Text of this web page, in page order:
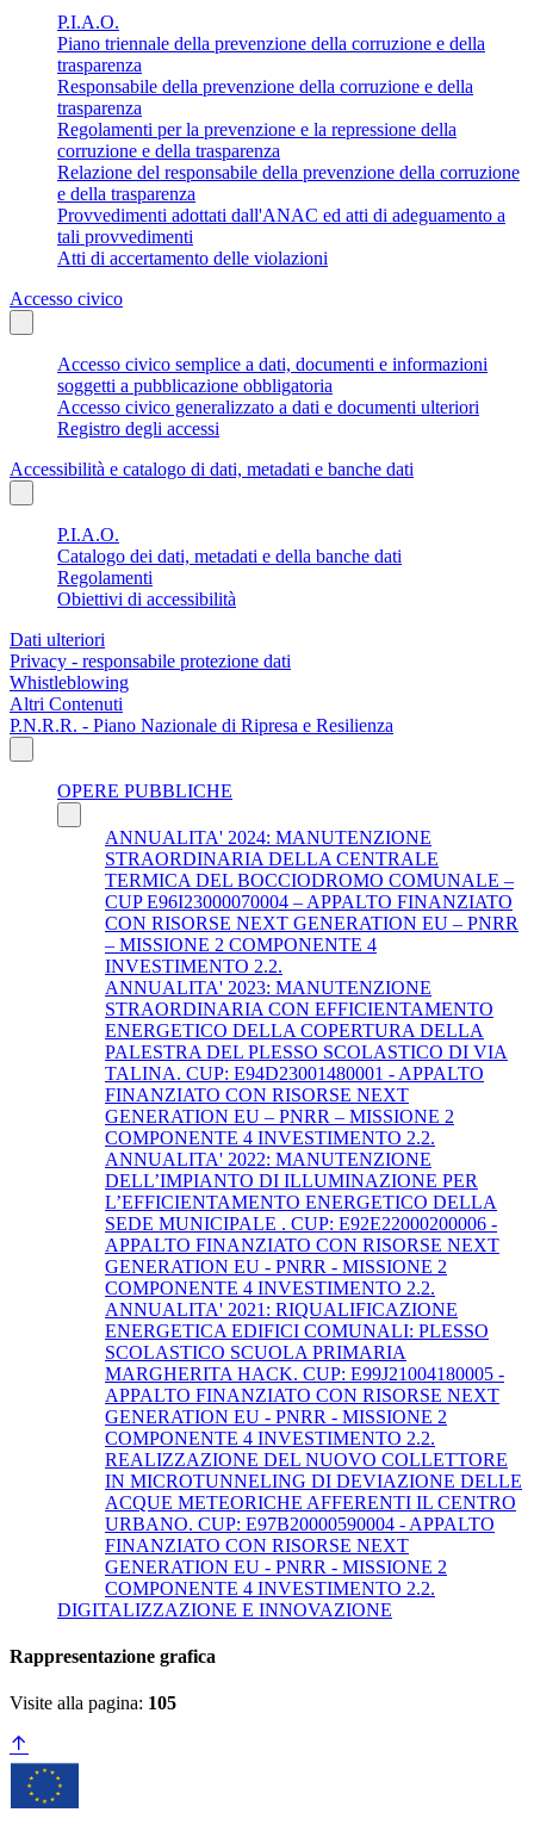
P.I.A.O.
Piano triennale della prevenzione della corruzione e della
trasparenza
Responsabile della prevenzione della corruzione e della
trasparenza
Regolamenti per la prevenzione e la repressione della
corruzione e della trasparenza
Relazione del responsabile della prevenzione della corruzione
e della trasparenza
Provvedimenti adottati dall'ANAC ed atti di adeguamento a
tali provvedimenti
Atti di accertamento delle violazioni
Accesso civico
Accesso civico semplice a dati, documenti e informazioni
soggetti a pubblicazione obbligatoria
Accesso civico generalizzato a dati e documenti ulteriori
Registro degli accessi
Accessibilità e catalogo di dati, metadati e banche dati
P.I.A.O.
Catalogo dei dati, metadati e della banche dati
Regolamenti
Obiettivi di accessibilità
Dati ulteriori
Privacy - responsabile protezione dati
Whistleblowing
Altri Contenuti
P.N.R.R. - Piano Nazionale di Ripresa e Resilienza
OPERE PUBBLICHE
ANNUALITA' 2024: MANUTENZIONE
STRAORDINARIA DELLA CENTRALE
TERMICA DEL BOCCIODROMO COMUNALE –
CUP E96I23000070004 – APPALTO FINANZIATO
CON RISORSE NEXT GENERATION EU – PNRR
– MISSIONE 2 COMPONENTE 4
INVESTIMENTO 2.2.
ANNUALITA' 2023: MANUTENZIONE
STRAORDINARIA CON EFFICIENTAMENTO
ENERGETICO DELLA COPERTURA DELLA
PALESTRA DEL PLESSO SCOLASTICO DI VIA
TALINA. CUP: E94D23001480001 - APPALTO
FINANZIATO CON RISORSE NEXT
GENERATION EU – PNRR – MISSIONE 2
COMPONENTE 4 INVESTIMENTO 2.2.
ANNUALITA' 2022: MANUTENZIONE
DELL’IMPIANTO DI ILLUMINAZIONE PER
L’EFFICIENTAMENTO ENERGETICO DELLA
SEDE MUNICIPALE . CUP: E92E22000200006 -
APPALTO FINANZIATO CON RISORSE NEXT
GENERATION EU - PNRR - MISSIONE 2
COMPONENTE 4 INVESTIMENTO 2.2.
ANNUALITA' 2021: RIQUALIFICAZIONE
ENERGETICA EDIFICI COMUNALI: PLESSO
SCOLASTICO SCUOLA PRIMARIA
MARGHERITA HACK. CUP: E99J21004180005 -
APPALTO FINANZIATO CON RISORSE NEXT
GENERATION EU - PNRR - MISSIONE 2
COMPONENTE 4 INVESTIMENTO 2.2.
REALIZZAZIONE DEL NUOVO COLLETTORE
IN MICROTUNNELING DI DEVIAZIONE DELLE
ACQUE METEORICHE AFFERENTI IL CENTRO
URBANO. CUP: E97B20000590004 - APPALTO
FINANZIATO CON RISORSE NEXT
GENERATION EU - PNRR - MISSIONE 2
COMPONENTE 4 INVESTIMENTO 2.2.
DIGITALIZZAZIONE E INNOVAZIONE
Rappresentazione grafica
Visite alla pagina: 105